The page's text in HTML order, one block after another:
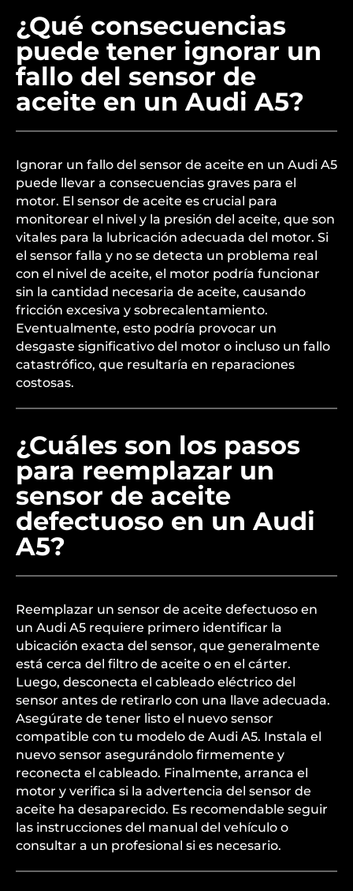
¿Qué consecuencias
puede tener ignorar un
fallo del sensor de
aceite en un Audi A5?
Ignorar un fallo del sensor de aceite en un Audi A5
puede llevar a consecuencias graves para el
motor. El sensor de aceite es crucial para
monitorear el nivel y la presión del aceite, que son
vitales para la lubricación adecuada del motor. Si
el sensor falla y no se detecta un problema real
con el nivel de aceite, el motor podría funcionar
sin la cantidad necesaria de aceite, causando
fricción excesiva y sobrecalentamiento.
Eventualmente, esto podría provocar un
desgaste significativo del motor o incluso un fallo
catastrófico, que resultaría en reparaciones
costosas.
¿Cuáles son los pasos
para reemplazar un
sensor de aceite
defectuoso en un Audi
A5?
Reemplazar un sensor de aceite defectuoso en
un Audi A5 requiere primero identificar la
ubicación exacta del sensor, que generalmente
está cerca del filtro de aceite o en el cárter.
Luego, desconecta el cableado eléctrico del
sensor antes de retirarlo con una llave adecuada.
Asegúrate de tener listo el nuevo sensor
compatible con tu modelo de Audi A5. Instala el
nuevo sensor asegurándolo firmemente y
reconecta el cableado. Finalmente, arranca el
motor y verifica si la advertencia del sensor de
aceite ha desaparecido. Es recomendable seguir
las instrucciones del manual del vehículo o
consultar a un profesional si es necesario.